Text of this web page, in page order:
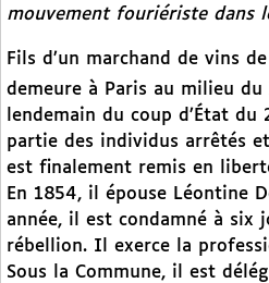
mouvement fouriériste dans
Fils d’un marchand de vins
demeure à Paris au milieu du
lendemain du coup d’État
partie des individus arrêtés
est finalement remis en
En 1854, il épouse Léontine
année, il est condamné à six
rébellion. Il exerce la
Sous la Commune, il est